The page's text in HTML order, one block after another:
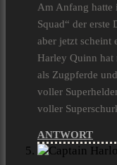
Am Anfang hatte
Squad“ der erste
aber jetzt scheint
Harley Quinn hat
als Zugpferde
voller
voller
ANTWORT